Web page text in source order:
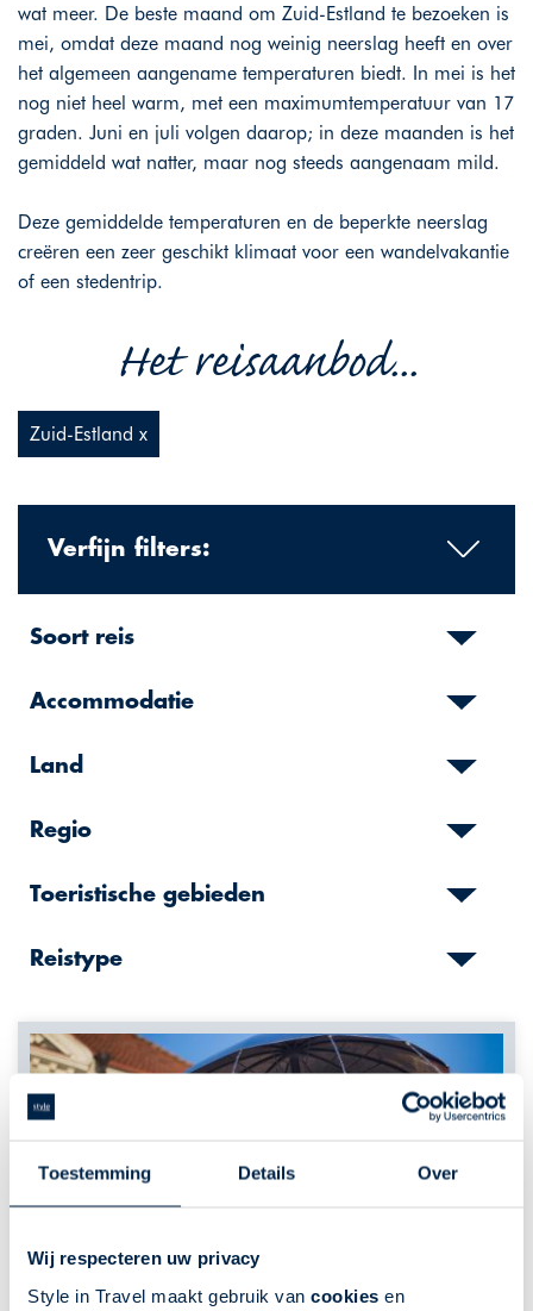
Toestemming Details Over
Wij respecteren uw privacy
Style in Travel maakt gebruik van cookies en
wat meer. De beste maand om Zuid-Estland te bezoeken is
mei, omdat deze maand nog weinig neerslag heeft en over
het algemeen aangename temperaturen biedt. In mei is het
nog niet heel warm, met een maximumtemperatuur van 17
graden. Juni en juli volgen daarop; in deze maanden is het
gemiddeld wat natter, maar nog steeds aangenaam mild.
Deze gemiddelde temperaturen en de beperkte neerslag
creëren een zeer geschikt klimaat voor een wandelvakantie
of een stedentrip.
Het reisaanbod...
Zuid-Estland x
Verfijn filters:
Soort reis
Accommodatie
Land
Regio
Toeristische gebieden
Reistype